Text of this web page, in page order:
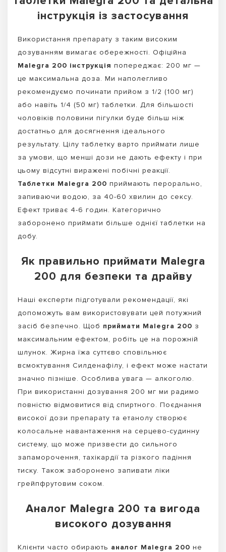
інструкція із застосування
Використання препарату з таким високим
дозуванням вимагає обережності. Офіційна
Malegra 200 інструкція попереджає: 200 мг —
це максимальна доза. Ми наполегливо
рекомендуємо починати прийом з 1/2 (100 мг)
або навіть 1/4 (50 мг) таблетки. Для більшості
чоловіків половини пігулки буде більш ніж
достатньо для досягнення ідеального
результату. Цілу таблетку варто приймати лише
за умови, що менші дози не дають ефекту і при
цьому відсутні виражені побічні реакції.
Таблетки Malegra 200 приймають перорально,
запиваючи водою, за 40-60 хвилин до сексу.
Ефект триває 4-6 годин. Категорично
заборонено приймати більше однієї таблетки на
добу.
Як правильно приймати Malegra
200 для безпеки та драйву
Наші експерти підготували рекомендації, які
допоможуть вам використовувати цей потужний
засіб безпечно. Щоб приймати Malegra 200 з
максимальним ефектом, робіть це на порожній
шлунок. Жирна їжа суттєво сповільнює
всмоктування Силденафілу, і ефект може настати
значно пізніше. Особлива увага — алкоголю.
При використанні дозування 200 мг ми радимо
повністю відмовитися від спиртного. Поєднання
високої дози препарату та етанолу створює
колосальне навантаження на серцево-судинну
систему, що може призвести до сильного
запаморочення, тахікардії та різкого падіння
тиску. Також заборонено запивати ліки
грейпфрутовим соком.
Аналог Malegra 200 та вигода
високого дозування
Клієнти часто обирають аналог Malegra 200 не